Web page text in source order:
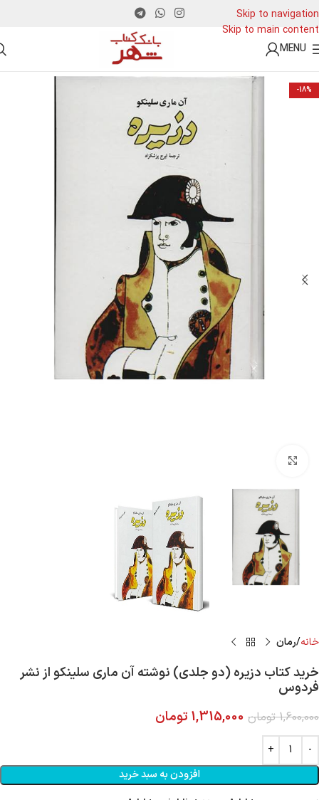
Skip to navigation
Skip to main content
MENU
-18%
خانه رمان
خرید کتاب دزیره (دو جلدی) نوشته آن ماری سلینکو از نشر
فردوس
1,600,000 تومان 1,315,000 تومان
افزودن به سبد خرید